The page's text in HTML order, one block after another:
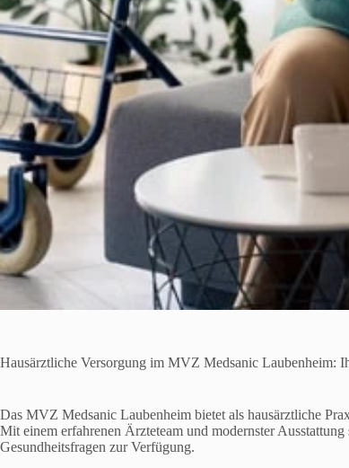
Hausärztliche Versorgung im MVZ Medsanic Laubenheim:
Das MVZ Medsanic Laubenheim bietet als hausärztliche
Mit einem erfahrenen Ärzteteam und modernster
Gesundheitsfragen zur Verfügung.